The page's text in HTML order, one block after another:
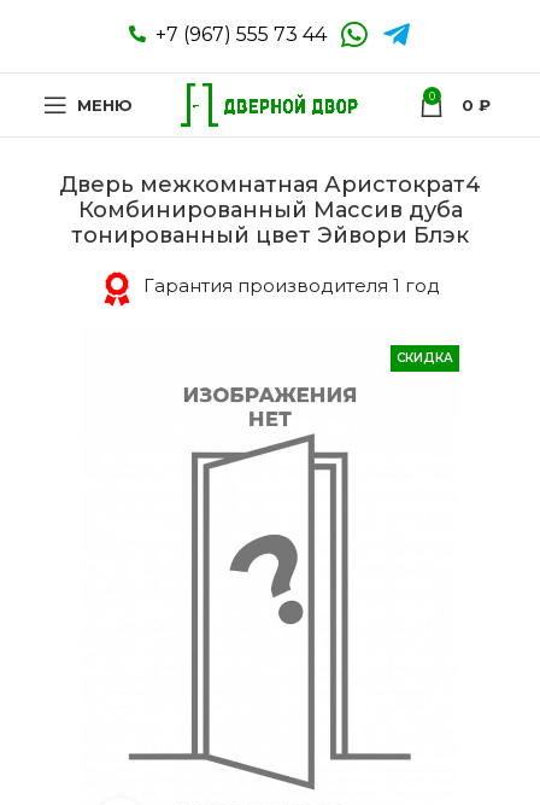
+7 (967) 555 73 44
МЕНЮ 0 0 ₽
Дверь межкомнатная Аристократ4
Комбинированный Массив дуба
тонированный цвет Эйвори Блэк
Гарантия производителя 1 год
СКИДКА